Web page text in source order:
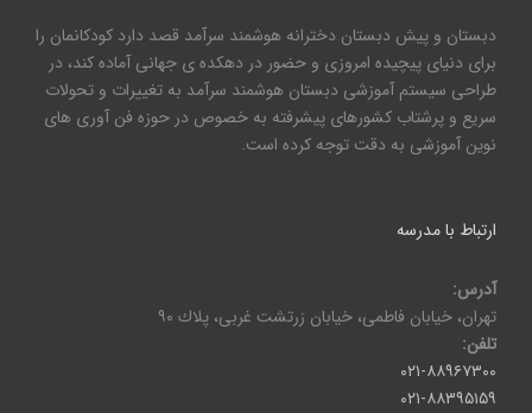
دبستان و پیش دبستان دخترانه هوشمند سرآمد قصد دارد کودکانمان را
برای دنیای پیچیده امروزی و حضور در دهکده ی جهانی آماده کند، در
طراحی سیستم آموزشی دبستان هوشمند سرآمد به تغییرات و تحولات
سریع و پرشتاب کشورهای پیشرفته به خصوص در حوزه فن آوری های
نوین آموزشی به دقت توجه کرده است.
ارتباط با مدرسه
آدرس:
تهران، خيابان فاطمی، خيابان زرتشت غربی، پلاك ۹۰
تلفن:
۰۲۱-۸۸۹۶۷۳۰۰
۰۲۱-۸۸۳۹۵۱۵۹